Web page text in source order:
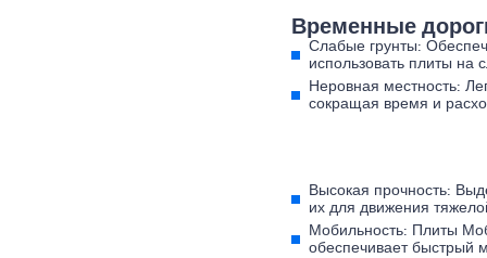
Временные
Слабые грунты:
использовать плиты на
Неровная местность:
сокращая время и
Высокая прочность:
их для движения
Мобильность: Плиты
обеспечивает быстрый